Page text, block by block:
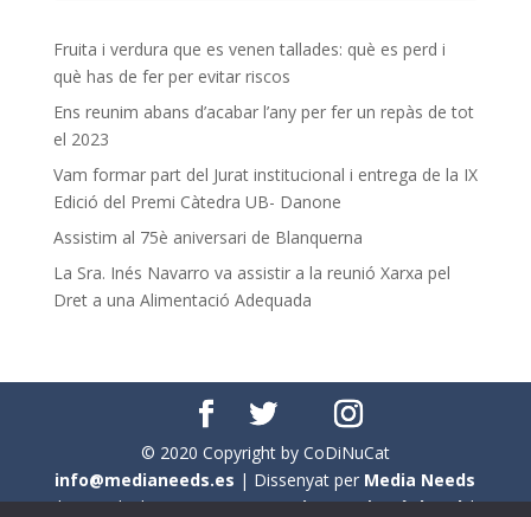
Fruita i verdura que es venen tallades: què es perd i
què has de fer per evitar riscos
Ens reunim abans d’acabar l’any per fer un repàs de tot
el 2023
Vam formar part del Jurat institucional i entrega de la IX
Edició del Premi Càtedra UB- Danone
Assistim al 75è aniversari de Blanquerna
La Sra. Inés Navarro va assistir a la reunió Xarxa pel
Dret a una Alimentació Adequada
© 2020 Copyright by CoDiNuCat
info@medianeeds.es | Dissenyat per Media Needs
| Tots els drets reservats aCoDiNuCat |Avís legal|